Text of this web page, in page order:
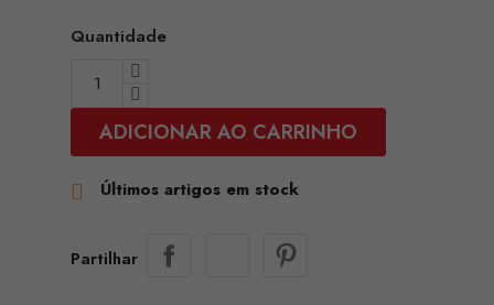
Quantidade
ADICIONAR AO CARRINHO
 Últimos artigos em stock
Partilhar